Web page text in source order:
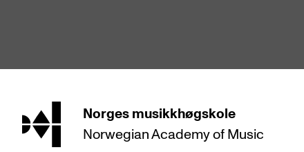
hjem Norges musikkhøgskole
Norwegian Academy of Music
STUDIER